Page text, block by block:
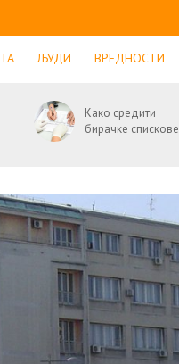
ЉУДИ ВРЕДНОСТИ
Како средити
бирачке спискове